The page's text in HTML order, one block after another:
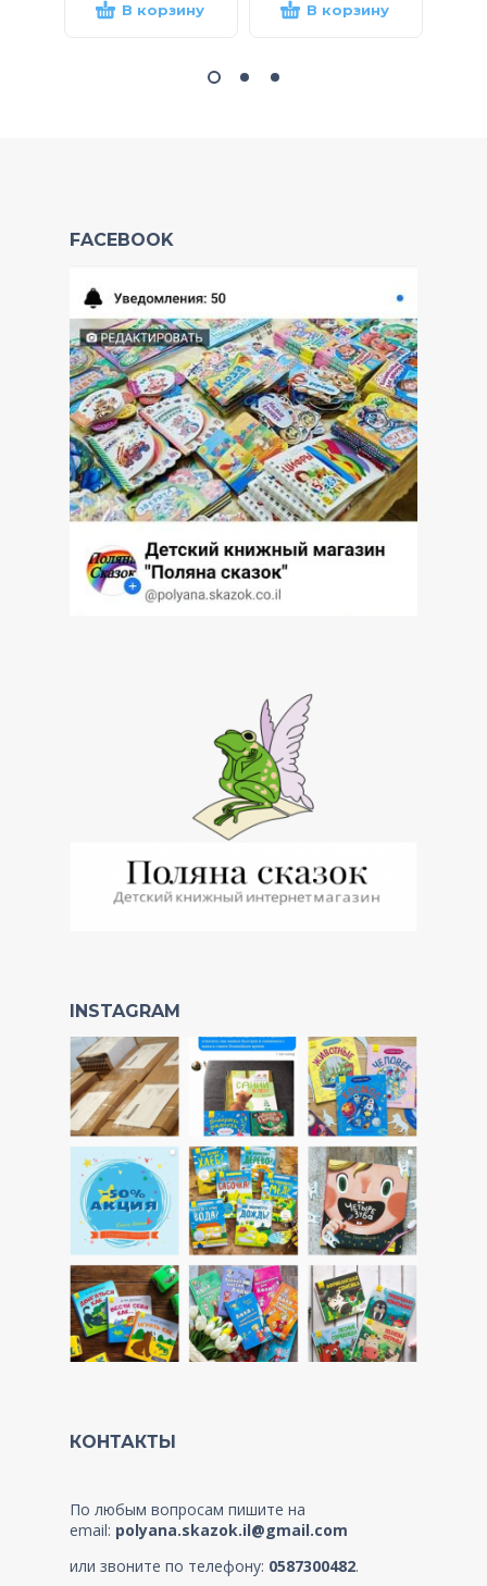
В корзину В корзину
FACEBOOK
INSTAGRAM
КОНТАКТЫ
По любым вопросам пишите на
email: polyana.skazok.il@gmail.com
или звоните по телефону: 0587300482.